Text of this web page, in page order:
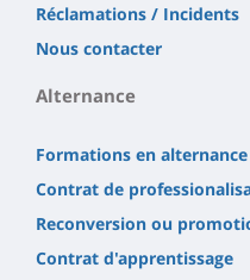
Réclamations / Incidents
Nous contacter
Alternance
Formations en alternance
Contrat de
Reconversion ou
Contrat d'apprentissage